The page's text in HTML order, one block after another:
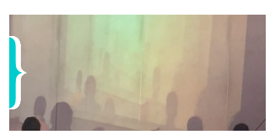
Ausbildungsprogramm zu erleben. Die Studierenden des
oder Präsentation. Wir freuen uns über Begegnungen und
WO?